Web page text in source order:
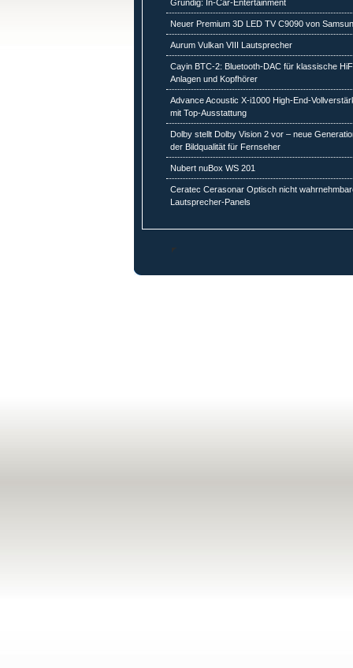
Grundig: In-Car-Entertainment
Neuer Premium 3D LED TV C9090 von
Aurum Vulkan VIII Lautsprecher
Cayin BTC-2: Bluetooth-DAC für klassische
Anlagen und Kopfhörer
Advance Acoustic X-i1000 High-End-
mit Top-Ausstattung
Dolby stellt Dolby Vision 2 vor – neue
der Bildqualität für Fernseher
Nubert nuBox WS 201
Ceratec Cerasonar Optisch nicht
Lautsprecher-Panels